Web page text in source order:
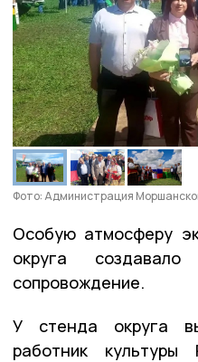
Фото: Администрация
Особую атмосферу
округа
сопровождение.
У стенда округа
работник